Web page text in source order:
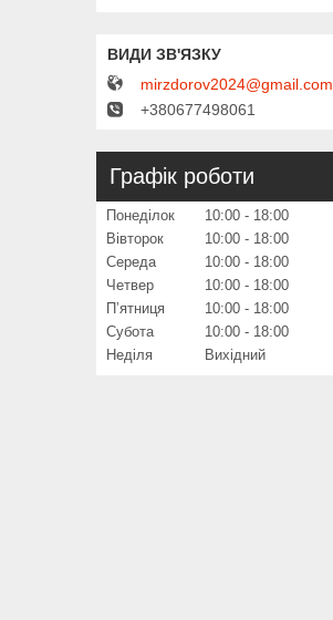
mirzdorov2024@gmail.com
+380677498061
Графік роботи
Понеділок 10:00
18:00
Вівторок
10:00
18:00
Середа
10:00
18:00
Четвер
10:00
18:00
Пʼятниця
10:00
18:00
Субота
10:00
18:00
Неділя
Вихідний